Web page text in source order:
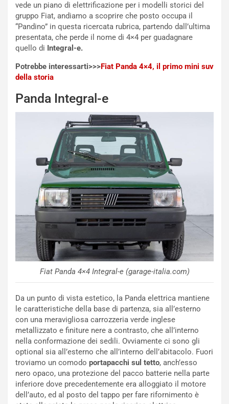
vede un piano di elettrificazione per i modelli storici del
gruppo Fiat, andiamo a scoprire che posto occupa il
“Pandino” in questa ricercata rubrica, partendo dall’ultima
presentata, che perde il nome di 4×4 per guadagnare
quello di Integral-e.
Potrebbe interessarti>>>Fiat Panda 4×4, il primo mini suv
della storia
Panda Integral-e
Fiat Panda 4×4 Integral-e (garage-italia.com)
Da un punto di vista estetico, la Panda elettrica mantiene
le caratteristiche della base di partenza, sia all’esterno
con una meravigliosa carrozzeria verde inglese
metallizzato e finiture nere a contrasto, che all’interno
nella conformazione dei sedili. Ovviamente ci sono gli
optional sia all’esterno che all’interno dell’abitacolo. Fuori
troviamo un comodo portapacchi sul tetto, anch’esso
nero opaco, una protezione del pacco batterie nella parte
inferiore dove precedentemente era alloggiato il motore
dell’auto, ed al posto del tappo per fare rifornimento è